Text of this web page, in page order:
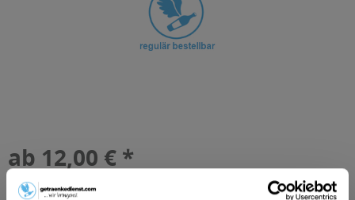
ab 12,00 € *
inkl. MwSt.ggf. zzgl. Erschwerniszuschlag